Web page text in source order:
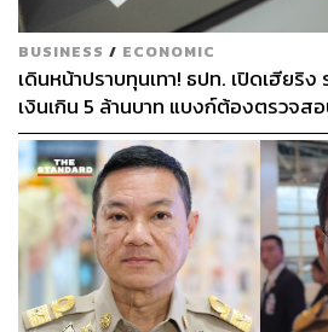
BUSINESS / ECONOMIC
เดินหน้าปราบทุนเทา! ธปท. เปิดเฮียริ
เงินเกิน 5 ล้านบาท แบงก์ต้องตรวจส